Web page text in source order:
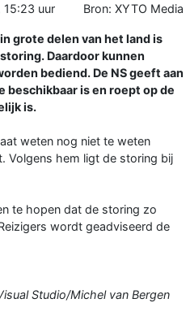
15:23 uur Bron: XYTO Media
grote delen van het land is
Daardoor kunnen
bediend. De NS geeft aan
beschikbaar is en roept op de
is.
weten nog niet te weten
Volgens hem ligt de storing bij
te hopen dat de storing zo
wordt geadviseerd de
Studio/Michel van Bergen